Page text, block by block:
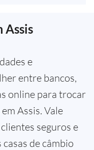
Assis
e
entre bancos,
online para trocar
Assis. Vale
seguros e
de câmbio